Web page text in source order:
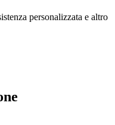
personalizzata e altro